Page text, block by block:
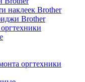
наклеек Brother
Brother
оргтехники